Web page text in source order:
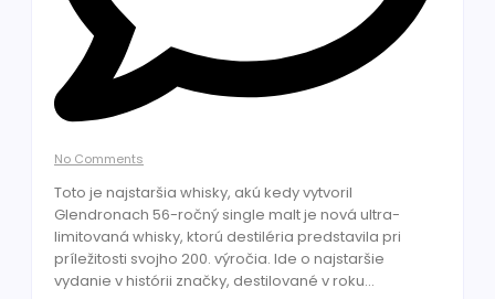
No Comments
Toto je najstaršia whisky, akú kedy vytvoril
Glendronach 56-ročný single malt je nová ultra-
limitovaná whisky, ktorú destiléria predstavila pri
príležitosti svojho 200. výročia. Ide o najstaršie
vydanie v histórii značky, destilované v roku...